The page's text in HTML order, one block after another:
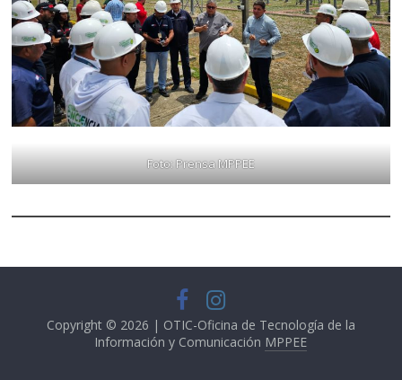
Foto: Prensa MPPEE
Copyright © 2026 | OTIC-Oficina de Tecnología de la
Información y Comunicación MPPEE